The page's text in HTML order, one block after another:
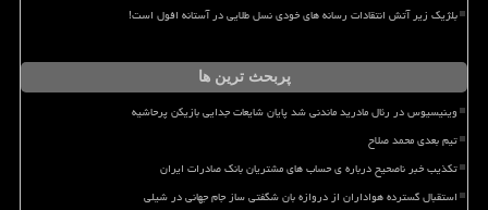
بلژیک زیر آتش انتقادات رسانه های خودی نسل طلایی در آستانه افول است!
پربحث ترین ها
وینیسیوس در رئال مادرید ماندنی شد پایان شایعات جدایی بازیکن پرحاشیه
تیم بعدی محمد صلاح
تکذیب خبر ناصحیح درباره ی حساب های مشتریان بانک صادرات ایران
استقبال گسترده هواداران از دروازه بان شگفتی ساز جام جهانی در شیلی